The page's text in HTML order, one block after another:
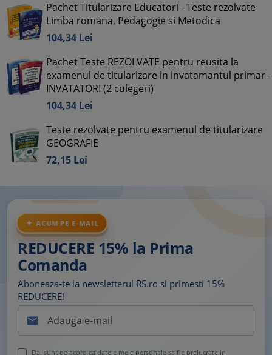
Pachet Titularizare Educatori - Teste rezolvate
Limba romana, Pedagogie si Metodica
104,34 Lei
Pachet Teste REZOLVATE pentru reusita la
examenul de titularizare in invatamantul primar -
INVATATORI (2 culegeri)
104,34 Lei
Teste rezolvate pentru examenul de titularizare
GEOGRAFIE
72,15 Lei
ACUM PE E-MAIL
REDUCERE 15% la Prima
Comanda
Aboneaza-te la newsletterul RS.ro si primesti 15%
REDUCERE!

Da, sunt de acord ca datele mele personale sa fie prelucrate in